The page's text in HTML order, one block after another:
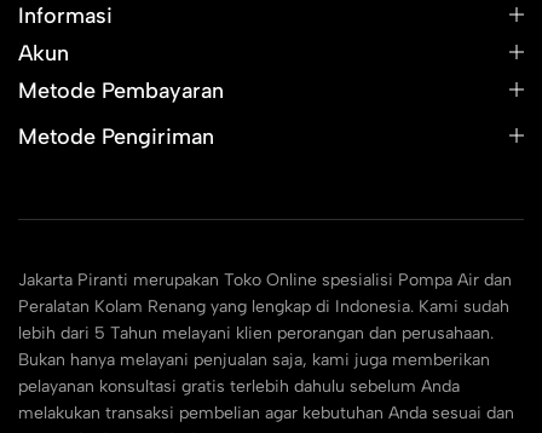
Informasi
Akun
Metode Pembayaran
Metode Pengiriman
Jakarta Piranti merupakan Toko Online spesialisi Pompa Air dan
Peralatan Kolam Renang yang lengkap di Indonesia. Kami sudah
lebih dari 5 Tahun melayani klien perorangan dan perusahaan.
Bukan hanya melayani penjualan saja, kami juga memberikan
pelayanan konsultasi gratis terlebih dahulu sebelum Anda
melakukan transaksi pembelian agar kebutuhan Anda sesuai dan